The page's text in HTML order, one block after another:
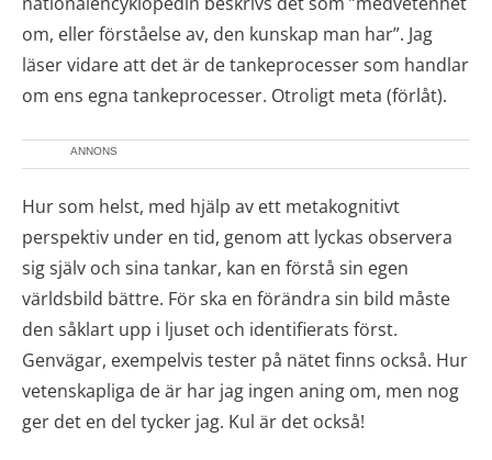
om, eller förståelse av, den kunskap man har”. Jag
läser vidare att det är de tankeprocesser som handlar
om ens egna tankeprocesser. Otroligt meta (förlåt).
ANNONS
Hur som helst, med hjälp av ett metakognitivt
perspektiv under en tid, genom att lyckas observera
sig själv och sina tankar, kan en förstå sin egen
världsbild bättre. För ska en förändra sin bild måste
den såklart upp i ljuset och identifierats först.
Genvägar, exempelvis tester på nätet finns också. Hur
vetenskapliga de är har jag ingen aning om, men nog
ger det en del tycker jag. Kul är det också!